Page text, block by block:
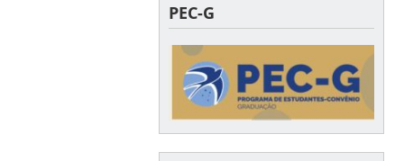
PEC-G